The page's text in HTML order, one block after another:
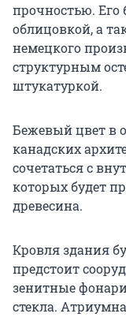
прочностью. Его
облицовкой, а
немецкого
структурным
штукатуркой.
Бежевый цвет в
канадских
сочетаться с
которых будет
древесина.
Кровля здания
предстоит
зенитные
стекла.